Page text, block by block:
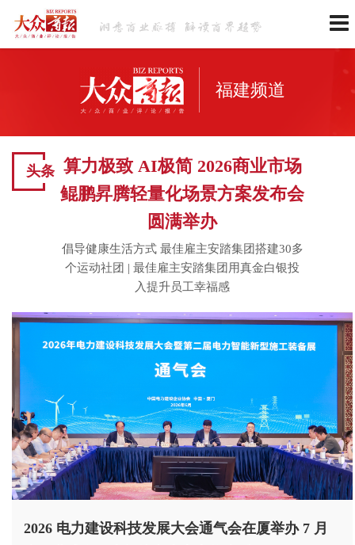
福建频道
头条 算力极致 AI极简 2026商业市场
鲲鹏昇腾轻量化场景方案发布会
圆满举办
倡导健康生活方式 最佳雇主安踏集团搭建30多
个运动社团 | 最佳雇主安踏集团用真金白银投
入提升员工幸福感
大会通气会在厦举办 7 月
第74届世界小姐中国